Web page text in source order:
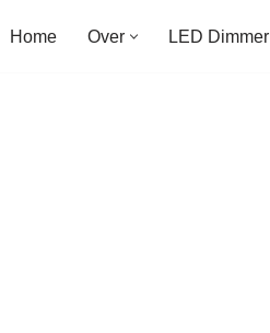
Home Over LED Dimmer